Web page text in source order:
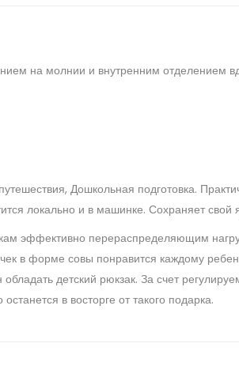
на молнии и внутренним отделением
Дошкольная подготовка.
локально и в машинке. Сохраняет свой
эффективно перераспределяющим
в форме совы понравится каждому
детский рюкзак. За счет
в восторге от такого подарка.